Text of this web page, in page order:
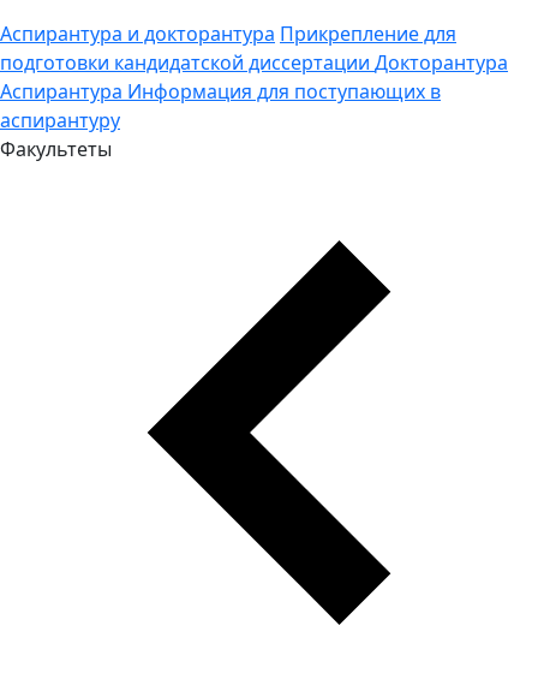
Аспирантура и докторантура Прикрепление для
подготовки кандидатской диссертации Докторантура
Аспирантура Информация для поступающих в
аспирантуру
Факультеты